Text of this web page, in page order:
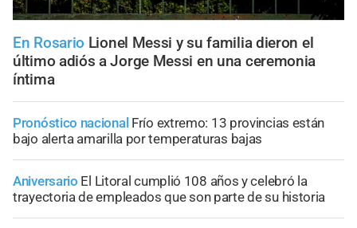
En Rosario Lionel Messi y su familia dieron el
último adiós a Jorge Messi en una ceremonia
íntima
Pronóstico nacional Frío extremo: 13 provincias están
bajo alerta amarilla por temperaturas bajas
Aniversario El Litoral cumplió 108 años y celebró la
trayectoria de empleados que son parte de su historia